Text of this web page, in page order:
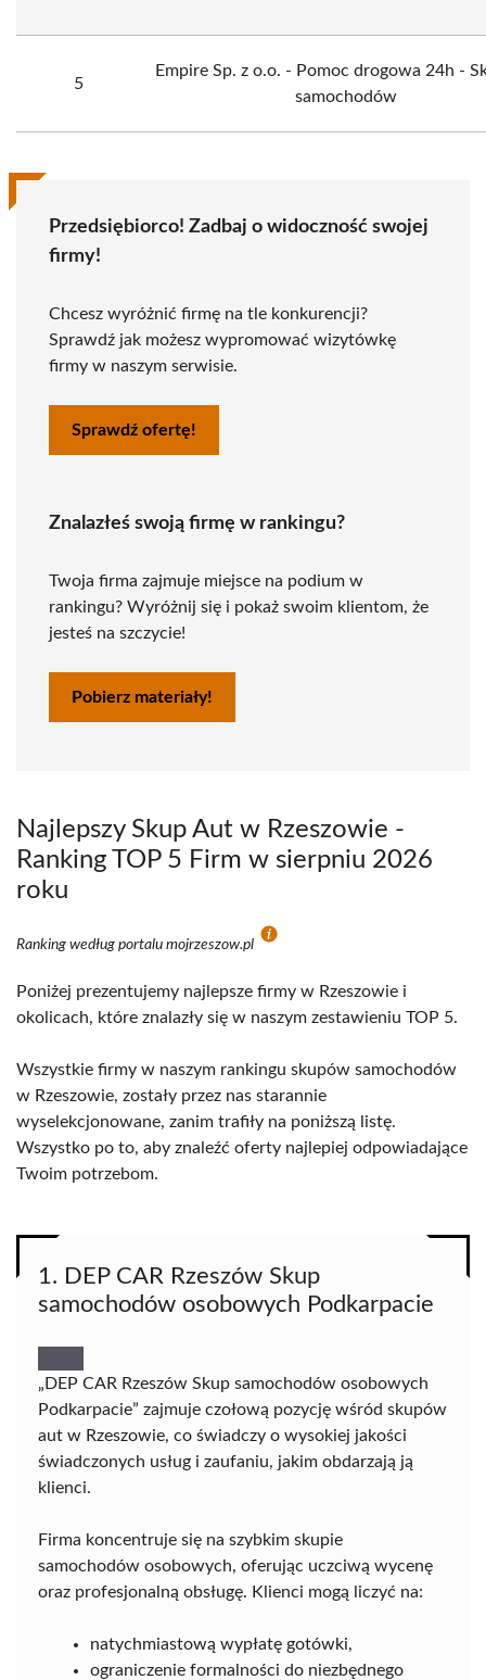
5
Empire Sp. z o.o. - Pomoc drogowa 24h -
samochodów
Przedsiębiorco! Zadbaj o widoczność swojej
firmy!
Chcesz wyróżnić firmę na tle konkurencji?
Sprawdź jak możesz wypromować wizytówkę
firmy w naszym serwisie.
Sprawdź ofertę!
Znalazłeś swoją firmę w rankingu?
Twoja firma zajmuje miejsce na podium w
rankingu? Wyróżnij się i pokaż swoim klientom, że
jesteś na szczycie!
Pobierz materiały!
Najlepszy Skup Aut w Rzeszowie -
Ranking TOP 5 Firm w sierpniu 2026
roku
Ranking według portalu mojrzeszow.pl
Poniżej prezentujemy najlepsze firmy w Rzeszowie i
okolicach, które znalazły się w naszym zestawieniu TOP 5.
Wszystkie firmy w naszym rankingu skupów samochodów
w Rzeszowie, zostały przez nas starannie
wyselekcjonowane, zanim trafiły na poniższą listę.
Wszystko po to, aby znaleźć oferty najlepiej odpowiadające
Twoim potrzebom.
1. DEP CAR Rzeszów Skup
samochodów osobowych Podkarpacie
„DEP CAR Rzeszów Skup samochodów osobowych
Podkarpacie” zajmuje czołową pozycję wśród skupów
aut w Rzeszowie, co świadczy o wysokiej jakości
świadczonych usług i zaufaniu, jakim obdarzają ją
klienci.
Firma koncentruje się na szybkim skupie
samochodów osobowych, oferując uczciwą wycenę
oraz profesjonalną obsługę. Klienci mogą liczyć na:
natychmiastową wypłatę gotówki,
ograniczenie formalności do niezbędnego